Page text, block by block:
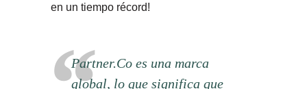
en un tiempo récord!
Partner.Co es una marca
global, lo que significa que